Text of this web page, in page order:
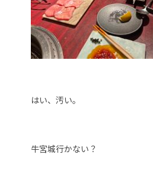
はい、汚い。
牛宮城行かない？